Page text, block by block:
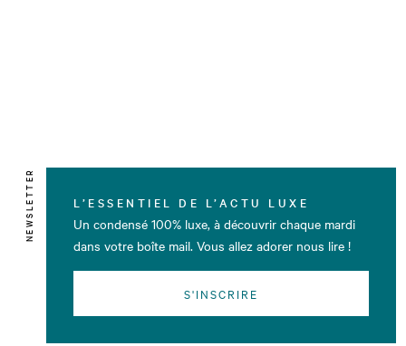
NEWSLETTER L’ESSENTIEL DE L’ACTU LUXE
Un condensé 100% luxe, à découvrir chaque mardi
dans votre boîte mail. Vous allez adorer nous lire !
S'INSCRIRE